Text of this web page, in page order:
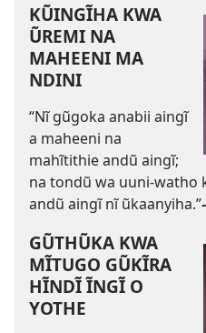
KŨINGĨHA KWA
ŨREMI NA
MAHEENI MA
NDINI
“Nĩ gũgoka anabii aingĩ
a maheeni na
mahĩtithie andũ aingĩ;
na tondũ wa uuni-watho
andũ aingĩ nĩ ũkaanyiha.”​
GŨTHŨKA KWA
MĨTUGO GŨKĨRA
HĨNDĨ ĨNGĨ O
YOTHE